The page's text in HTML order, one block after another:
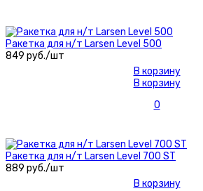
Ракетка для н/т Larsen Level 500
849 руб./шт
В корзину
В корзину
0
Ракетка для н/т Larsen Level 700 ST
889 руб./шт
В корзину